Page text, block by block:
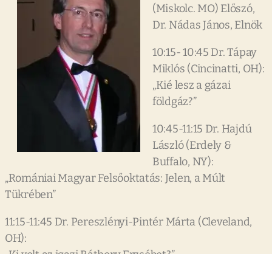
(Miskolc. MO) Előszó,
Dr. Nádas János, Elnök
10:15- 10:45 Dr. Tápay
Miklós (Cincinatti, OH):
„Kié lesz a gázai
földgáz?”
10:45-11:15 Dr. Hajdú
László (Erdely &
Buffalo, NY):
„Romániai Magyar Felsőoktatás: Jelen, a Múlt
Tükrében”
11:15-11:45 Dr. Pereszlényi-Pintér Márta (Cleveland,
OH):